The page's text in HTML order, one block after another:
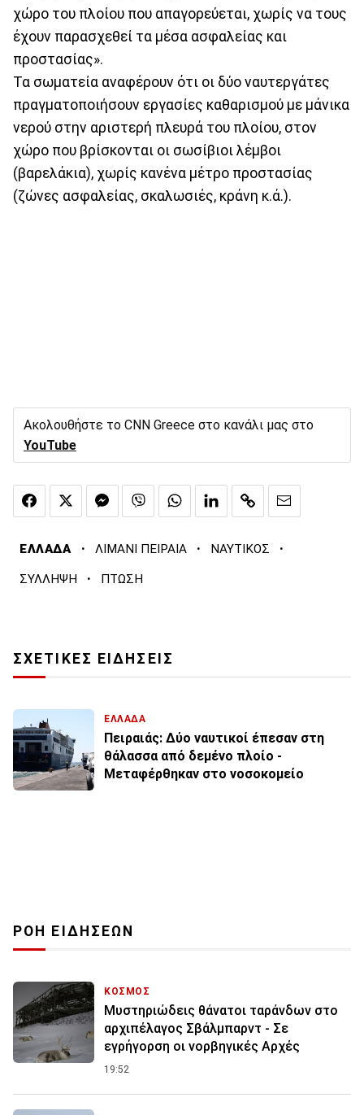
χώρο του πλοίου που απαγορεύεται, χωρίς να τους
έχουν παρασχεθεί τα μέσα ασφαλείας και
προστασίας».
Τα σωματεία αναφέρουν ότι οι δύο ναυτεργάτες
πραγματοποιήσουν εργασίες καθαρισμού με μάνικα
νερού στην αριστερή πλευρά του πλοίου, στον
χώρο που βρίσκονται οι σωσίβιοι λέμβοι
(βαρελάκια), χωρίς κανένα μέτρο προστασίας
(ζώνες ασφαλείας, σκαλωσιές, κράνη κ.ά.).
Ακολουθήστε το CNN Greece στο κανάλι μας στο
YouTube
ΕΛΛΑΔΑ · ΛΙΜΑΝΙ ΠΕΙΡΑΙΑ · ΝΑΥΤΙΚΟΣ ·
ΣΥΛΛΗΨΗ · ΠΤΩΣΗ
ΣΧΕΤΙΚΕΣ ΕΙΔΗΣΕΙΣ
ΕΛΛΑΔΑ
Πειραιάς: Δύο ναυτικοί έπεσαν στη
θάλασσα από δεμένο πλοίο -
Μεταφέρθηκαν στο νοσοκομείο
ΡΟΗ ΕΙΔΗΣΕΩΝ
ΚΟΣΜΟΣ
Μυστηριώδεις θάνατοι ταράνδων στο
αρχιπέλαγος Σβάλμπαρντ - Σε
εγρήγορση οι νορβηγικές Αρχές
19:52